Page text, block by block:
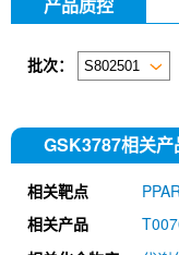
批次：
GSK3787相关产
相关靶点
相关产品